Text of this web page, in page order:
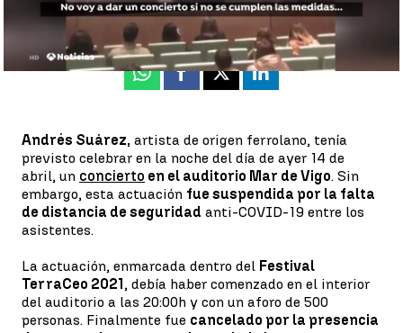
Antena 3 Noticias
Publicado:
15 de mayo de 2021, 16:02
Whatsapp
Facebook
X Linkedin
Andrés Suárez, artista de origen ferrolano, tenía
previsto celebrar en la noche del día de ayer 14 de
abril, un concierto en el auditorio Mar de Vigo. Sin
embargo, esta actuación fue suspendida por la falta
de distancia de seguridad anti-COVID-19 entre los
asistentes.
La actuación, enmarcada dentro del Festival
TerraCeo 2021, debía haber comenzado en el interior
del auditorio a las 20:00h y con un aforo de 500
personas. Finalmente fue cancelado por la presencia